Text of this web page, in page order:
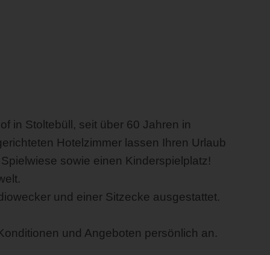
in Stoltebüll, seit über 60 Jahren in
Hotelzimmer lassen Ihren Urlaub
sowie einen Kinderspielplatz!
und einer Sitzecke ausgestattet.
und Angeboten persönlich an.